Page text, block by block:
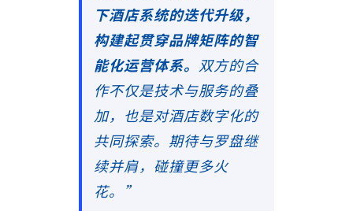
下酒店系统的迭代升级，
构建起贯穿品牌矩阵的智
能化运营体系。 双方的合
作不仅是技术与服务的叠
加，也是对酒店数字化的
共同探索。期待与罗盘继
续并肩，碰撞更多火
花。”